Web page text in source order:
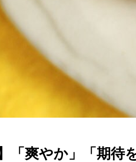
「爽やか」「期